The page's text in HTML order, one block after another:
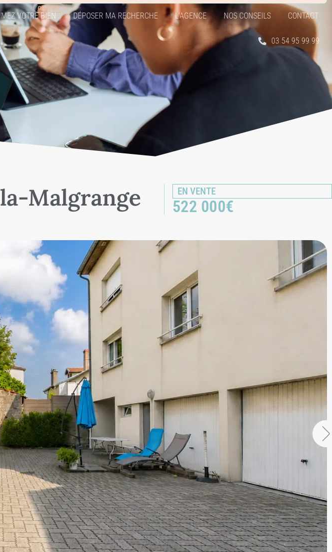
VOTRE BIEN DÉPOSER MA RECHERCHE L’AGENCE NOS CONSEILS CONTACT
03 54 95 99 99
Malgrange EN VENTE
522 000€